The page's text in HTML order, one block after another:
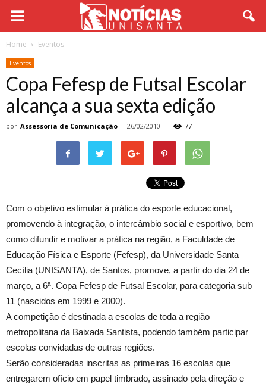
Home Eventos
Eventos
Copa Fefesp de Futsal Escolar
alcança a sua sexta edição
por Assessoria de Comunicação - 26/02/2010 77
Com o objetivo estimular à prática do esporte educacional,
promovendo à integração, o intercâmbio social e esportivo, bem
como difundir e motivar a prática na região, a Faculdade de
Educação Física e Esporte (Fefesp), da Universidade Santa
Cecília (UNISANTA), de Santos, promove, a partir do dia 24 de
março, a 6ª. Copa Fefesp de Futsal Escolar, para categoria sub
11 (nascidos em 1999 e 2000).
A competição é destinada a escolas de toda a região
metropolitana da Baixada Santista, podendo também participar
escolas convidadas de outras regiões.
Serão consideradas inscritas as primeiras 16 escolas que
entregarem ofício em papel timbrado, assinado pela direção e